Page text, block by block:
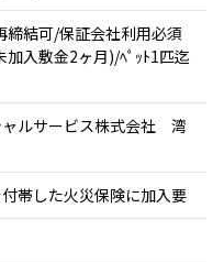
結可/保証会社利用必須
入敷金2ヶ月)/ﾍﾟｯﾄ1匹迄
ルサービス株式会社 湾
帯した火災保険に加入要